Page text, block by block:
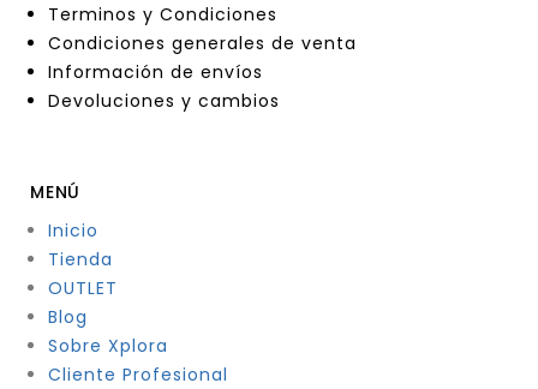
Terminos y Condiciones
Condiciones generales de venta
Información de envíos
Devoluciones y cambios
MENÚ
Inicio
Tienda
OUTLET
Blog
Sobre Xplora
Cliente Profesional